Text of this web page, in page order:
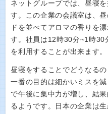
ネットグループでは、昼寝
す。この企業の会議室は、
ドを並べてアロマの香りを
す。社員は12時30分~1時30
を利用することが出来ます。
昼寝をすることでどうなるの
一番の目的は細かいミスを
で午後に集中力が増し、結
るようです。日本の企業は